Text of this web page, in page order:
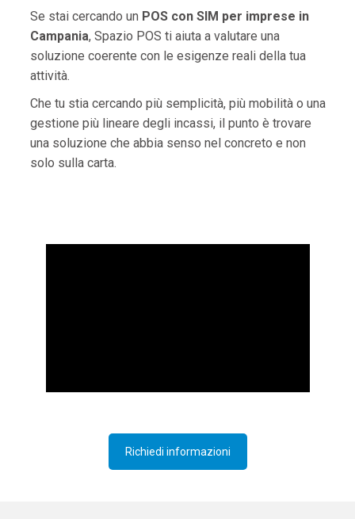
Se stai cercando un POS con SIM per imprese in
Campania, Spazio POS ti aiuta a valutare una
soluzione coerente con le esigenze reali della tua
attività.
Che tu stia cercando più semplicità, più mobilità o una
gestione più lineare degli incassi, il punto è trovare
una soluzione che abbia senso nel concreto e non
solo sulla carta.
Richiedi informazioni